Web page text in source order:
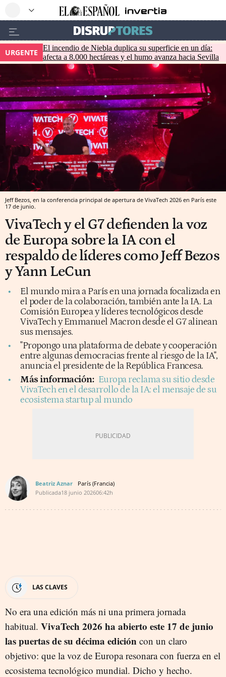
URGENTE
El incendio de Niebla duplica su superficie en un día:
afecta a 8.000 hectáreas y el humo avanza hacia Sevilla
Jeff Bezos, en la conferencia principal de apertura de VivaTech 2026 en París este
17 de junio.
VivaTech y el G7 defienden la voz
de Europa sobre la IA con el
respaldo de líderes como Jeff Bezos
y Yann LeCun
El mundo mira a París en una jornada focalizada en
el poder de la colaboración, también ante la IA. La
Comisión Europea y líderes tecnológicos desde
VivaTech y Emmanuel Macron desde el G7 alinean
sus mensajes.
"Propongo una plataforma de debate y cooperación
entre algunas democracias frente al riesgo de la IA",
anuncia el presidente de la República Francesa.
Más información: Europa reclama su sitio desde
VivaTech en el desarrollo de la IA: el mensaje de su
ecosistema startup al mundo
Beatriz Aznar
París (Francia)
Publicada18 junio 202606:42h
LAS CLAVES
No era una edición más ni una primera jornada
habitual. VivaTech 2026 ha abierto este 17 de junio
las puertas de su décima edición con un claro
objetivo: que la voz de Europa resonara con fuerza en el
ecosistema tecnológico mundial. Dicho y hecho.